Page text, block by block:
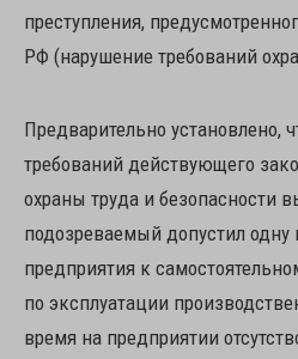
преступления,
РФ (нарушение требований
Предварительно установлено,
требований действующего
охраны труда и безопасности
подозреваемый допустил одну
предприятия к
по эксплуатации
время на предприятии